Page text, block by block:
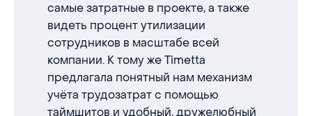
самые затратные в проекте, а также
видеть процент утилизации
сотрудников в масштабе всей
компании. К тому же Timetta
предлагала понятный нам механизм
учёта трудозатрат с помощью
таймшитов и удобный, дружелюбный